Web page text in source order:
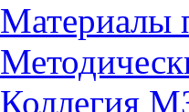
Материалы
Коллегия